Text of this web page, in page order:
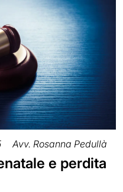
Avv. Rosanna Pedullà
e perdita